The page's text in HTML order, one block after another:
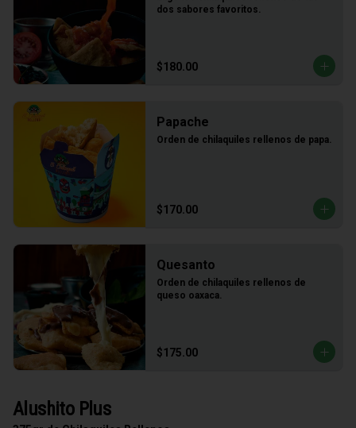
dos sabores favoritos.
$180.00
Papache
Orden de chilaquiles rellenos de papa.
$170.00
Quesanto
Orden de chilaquiles rellenos de
queso oaxaca.
$175.00
Alushito Plus